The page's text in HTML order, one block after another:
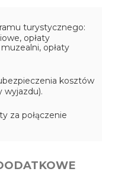
turystycznego:
opłaty
opłaty
kosztów
wyjazdu).
za połączenie